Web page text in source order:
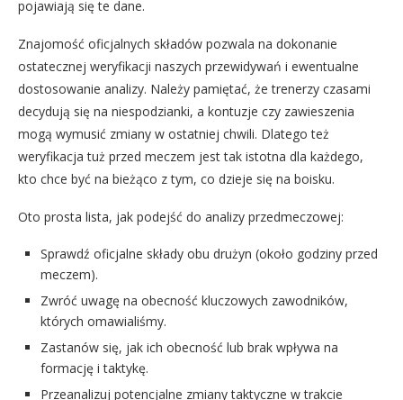
pojawiają się te dane.
Znajomość oficjalnych składów pozwala na dokonanie
ostatecznej weryfikacji naszych przewidywań i ewentualne
dostosowanie analizy. Należy pamiętać, że trenerzy czasami
decydują się na niespodzianki, a kontuzje czy zawieszenia
mogą wymusić zmiany w ostatniej chwili. Dlatego też
weryfikacja tuż przed meczem jest tak istotna dla każdego,
kto chce być na bieżąco z tym, co dzieje się na boisku.
Oto prosta lista, jak podejść do analizy przedmeczowej:
Sprawdź oficjalne składy obu drużyn (około godziny przed
meczem).
Zwróć uwagę na obecność kluczowych zawodników,
których omawialiśmy.
Zastanów się, jak ich obecność lub brak wpływa na
formację i taktykę.
Przeanalizuj potencjalne zmiany taktyczne w trakcie